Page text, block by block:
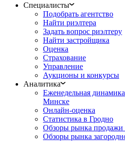
Специалисты
Подобрать агентство
Найти риэлтера
Задать вопрос риэлтеру
Найти застройщика
Оценка
Страхование
Управление
Аукционы и конкурсы
Аналитика
Еженедельная
Минске
Онлайн-оценка
Статистика в Гродно
Обзоры рынка продажи
Обзоры рынка